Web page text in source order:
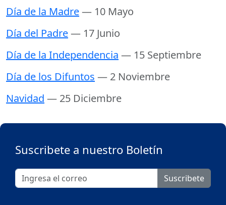
Día de la Madre— 10 Mayo
Día del Padre— 17 Junio
Día de la Independencia — 15 Septiembre
Día de los Difuntos — 2 Noviembre
Navidad — 25 Diciembre
Suscribete a nuestro Boletín
Suscribete